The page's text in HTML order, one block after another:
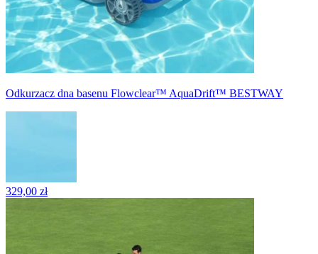
Odkurzacz dna basenu Flowclear™ AquaDrift™ BESTWAY
329,00 zł